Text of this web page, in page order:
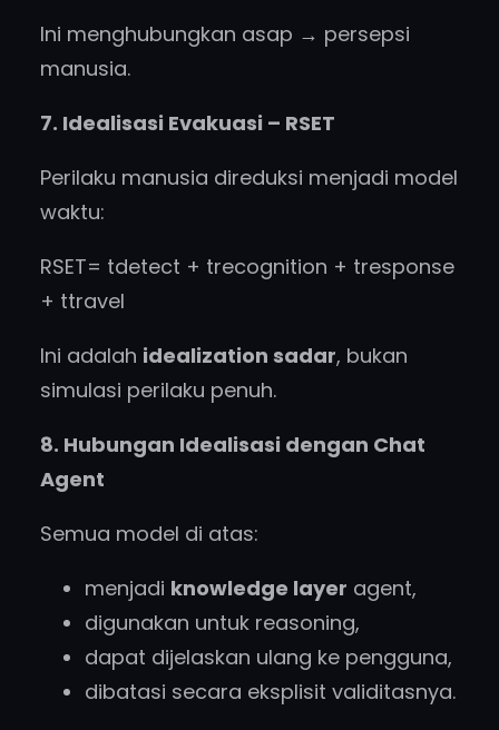
Ini menghubungkan asap → persepsi
manusia.
7. Idealisasi Evakuasi – RSET
Perilaku manusia direduksi menjadi model
waktu:
RSET= tdetect + trecognition + tresponse
+ ttravel
Ini adalah idealization sadar, bukan
simulasi perilaku penuh.
8. Hubungan Idealisasi dengan Chat
Agent
Semua model di atas:
menjadi knowledge layer agent,
digunakan untuk reasoning,
dapat dijelaskan ulang ke pengguna,
dibatasi secara eksplisit validitasnya.